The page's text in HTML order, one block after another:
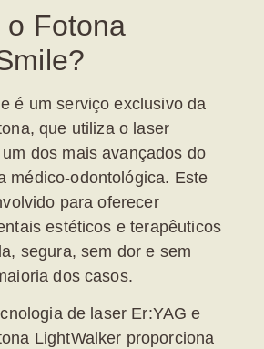
o Fotona
é um serviço exclusivo da
que utiliza o laser
dos mais avançados do
médico-odontológica. Este
para oferecer
estéticos e terapêuticos
segura, sem dor e sem
dos casos.
de laser Er:YAG e
LightWalker proporciona